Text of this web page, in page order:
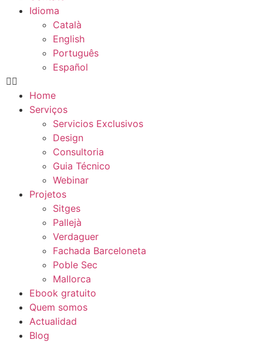
Idioma
Català
English
Português
Español
Home
Serviços
Servicios Exclusivos
Design
Consultoria
Guia Técnico
Webinar
Projetos
Sitges
Pallejà
Verdaguer
Fachada Barceloneta
Poble Sec
Mallorca
Ebook gratuito
Quem somos
Actualidad
Blog
Esses cookies
não são
opcionais. Eles
necessários
funcionamento
do site.
Estadísticas
Assim,
podemos
funcionalidade
e a estrutura
do site com
base em
como ele é